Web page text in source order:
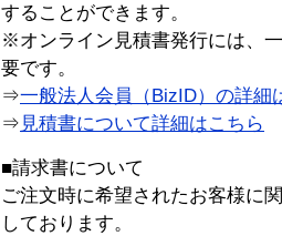
することができます。
※オンライン見積書発行には、
要です。
⇒一般法人会員（BizID）の詳細
⇒ 見積書について詳細はこちら
■請求書について
ご注文時に希望されたお客様に
しております。